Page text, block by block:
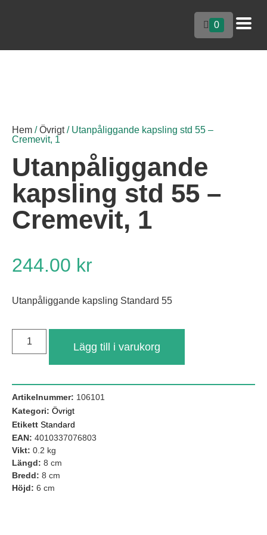
0
Hem /Övrigt/ Utanpåliggande kapsling std 55 –
Cremevit, 1
Utanpåliggande
kapsling std 55 –
Cremevit, 1
244.00 kr
Utanpåliggande kapsling Standard 55
Lägg till i varukorg
Artikelnummer: 106101
Kategori: Övrigt
Etikett Standard
EAN: 4010337076803
Vikt: 0.2 kg
Längd: 8 cm
Bredd: 8 cm
Höjd: 6 cm
Nödvändiga
Dessa kakor
går inte att
välja bort. De
behövs för att
hemsidan
över huvud
taget ska